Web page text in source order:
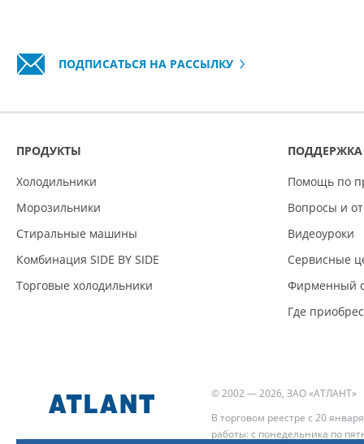
ПОДПИСАТЬСЯ НА РАССЫЛКУ
ПРОДУКТЫ
Холодильники
Морозильники
Стиральные машины
Комбинация SIDE BY SIDE
Торговые холодильники
ПОДДЕРЖКА
Помощь по
Вопросы и
Видеоуроки
Сервисные
Фирменный
Где
© 2002 — 2026, ЗАО «АТЛАНТ»
В торговом реестре с 20
работы: с понедельника по